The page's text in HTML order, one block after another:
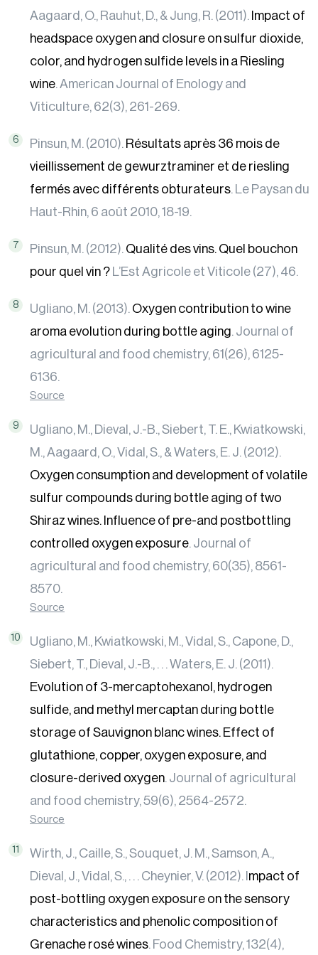
Aagaard, O., Rauhut, D., & Jung, R. (2011). Impact of
headspace oxygen and closure on sulfur dioxide,
color, and hydrogen sulfide levels in a Riesling
wine. American Journal of Enology and
Viticulture, 62(3), 261-269.
Pinsun, M. (2010). Résultats après 36 mois de
vieillissement de gewurztraminer et de riesling
fermés avec différents obturateurs. Le Paysan du
Haut-Rhin, 6 août 2010, 18-19.
Pinsun, M. (2012). Qualité des vins. Quel bouchon
pour quel vin ? L’Est Agricole et Viticole (27), 46.
Ugliano, M. (2013). Oxygen contribution to wine
aroma evolution during bottle aging. Journal of
agricultural and food chemistry, 61(26), 6125-
6136.
Source
Ugliano, M., Dieval, J.-B., Siebert, T. E., Kwiatkowski,
M., Aagaard, O., Vidal, S., & Waters, E. J. (2012).
Oxygen consumption and development of volatile
sulfur compounds during bottle aging of two
Shiraz wines. Influence of pre-and postbottling
controlled oxygen exposure. Journal of
agricultural and food chemistry, 60(35), 8561-
8570.
Source
Ugliano, M., Kwiatkowski, M., Vidal, S., Capone, D.,
Siebert, T., Dieval, J.-B., . . . Waters, E. J. (2011).
Evolution of 3-mercaptohexanol, hydrogen
sulfide, and methyl mercaptan during bottle
storage of Sauvignon blanc wines. Effect of
glutathione, copper, oxygen exposure, and
closure-derived oxygen. Journal of agricultural
and food chemistry, 59(6), 2564-2572.
Source
Wirth, J., Caille, S., Souquet, J. M., Samson, A.,
Dieval, J., Vidal, S., . . . Cheynier, V. (2012). I mpact of
post-bottling oxygen exposure on the sensory
characteristics and phenolic composition of
Grenache rosé wines. Food Chemistry, 132(4),